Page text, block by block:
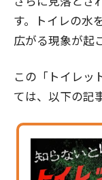
す。トイレの水
広がる現象が起
この「トイレッ
ては、以下の記